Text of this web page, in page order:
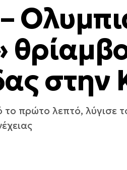
στην
πρώτο λεπτό, λύγισε